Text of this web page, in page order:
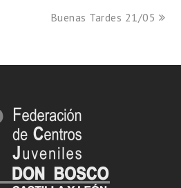
Buenas Tardes 21/05